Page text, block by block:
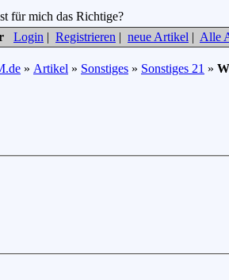
Login | Registrieren | neue Artikel | Alle
» Artikel » Sonstiges » Sonstiges 21 »